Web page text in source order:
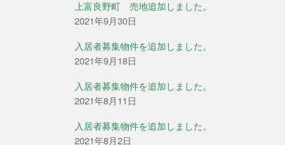
上富良野町 売地追加しました。
2021年9月30日
入居者募集物件を追加しました。
2021年9月18日
入居者募集物件を追加しました。
2021年8月11日
入居者募集物件を追加しました。
2021年8月2日